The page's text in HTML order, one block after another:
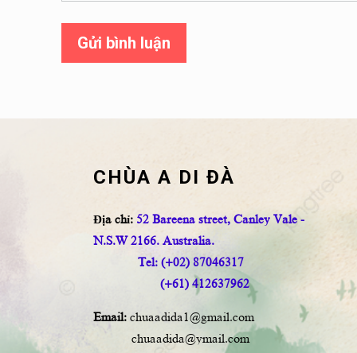
Gửi bình luận
CHÙA A DI ĐÀ
Địa chỉ: 52 Bareena street, Canley Vale -
N.S.W 2166. Australia.
Tel: (+02) 87046317
(+61) 412637962
Email: chuaadida1@gmail.com
chuaadida@ymail.com